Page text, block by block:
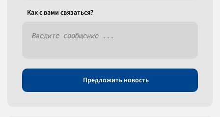
Как c вами связаться?
Предложить новость